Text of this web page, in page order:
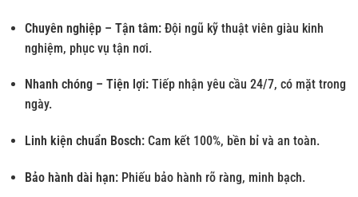
Chuyên nghiệp – Tận tâm:Đội ngũ kỹ thuật viên giàu kinh
nghiệm, phục vụ tận nơi.
Nhanh chóng – Tiện lợi:Tiếp nhận yêu cầu 24/7, có mặt trong
ngày.
Linh kiện chuẩn Bosch:Cam kết 100%, bền bỉ và an toàn.
Bảo hành dài hạn:Phiếu bảo hành rõ ràng, minh bạch.